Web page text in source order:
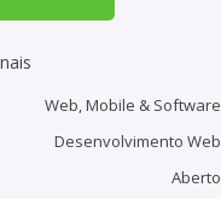
Web, Mobile & Software
Desenvolvimento Web
Aberto